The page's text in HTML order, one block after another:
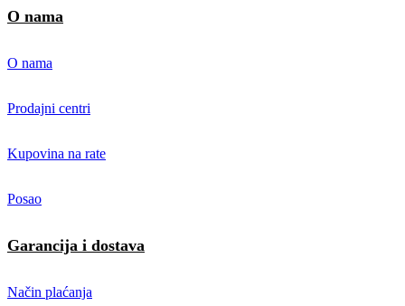
O nama
O nama
Prodajni centri
Kupovina na rate
Posao
Garancija i dostava
Način plaćanja